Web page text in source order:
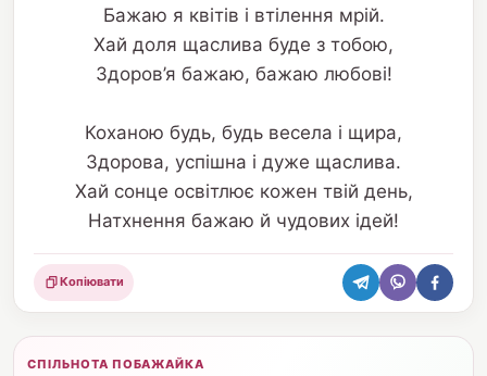
Бажаю я квітів і втілення мрій.
Хай доля щаслива буде з тобою,
Здоров’я бажаю, бажаю любові!
Коханою будь, будь весела і щира,
Здорова, успішна і дуже щаслива.
Хай сонце освітлює кожен твій день,
Натхнення бажаю й чудових ідей!
Поділитися
Копіювати
СПІЛЬНОТА ПОБАЖАЙКА